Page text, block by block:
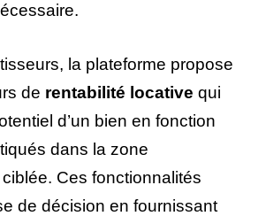
la plateforme propose
de rentabilité locative qui
d’un bien en fonction
dans la zone
Ces fonctionnalités
de décision en fournissant